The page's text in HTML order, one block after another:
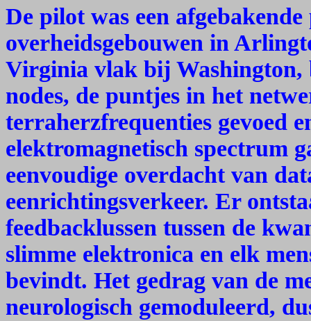
De pilot was een
overheidsgebouwen in
Virginia vlak bij Washington,
nodes, de puntjes in het
terraherzfrequenties gevoed
elektromagnetisch spectrum
eenvoudige overdacht van
eenrichtingsverkeer. Er
feedbacklussen tussen de
slimme elektronica en elk
bevindt. Het gedrag van de
neurologisch gemoduleerd,